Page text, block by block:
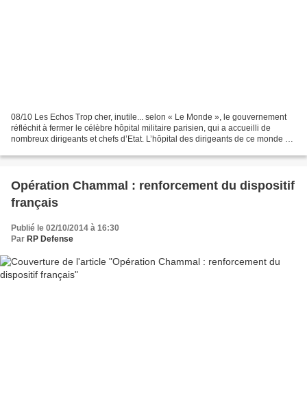
08/10 Les Echos Trop cher, inutile... selon « Le Monde », le gouvernement
réfléchit à fermer le célèbre hôpital militaire parisien, qui a accueilli de
nombreux dirigeants et chefs d’Etat. L’hôpital des dirigeants de ce monde est
Opération Chammal : renforcement du dispositif
français
Publié le 02/10/2014 à 16:30
Par RP Defense